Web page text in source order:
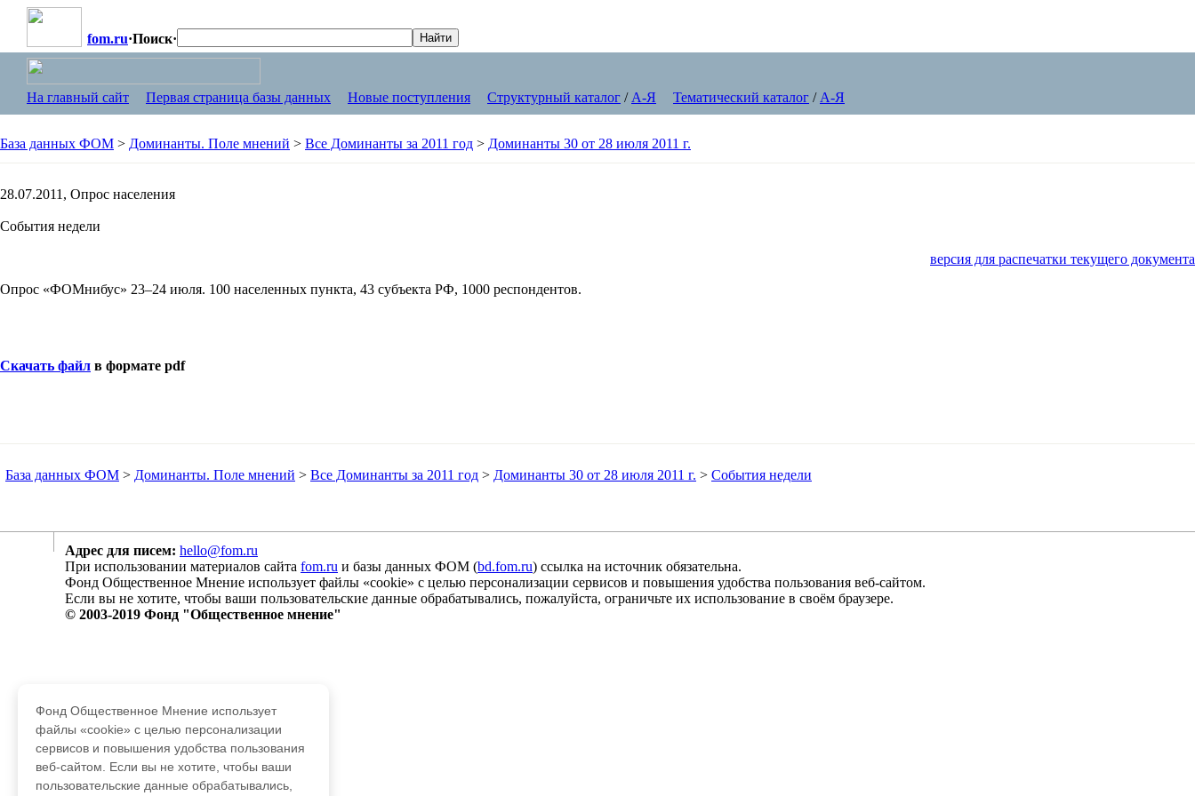
fom.ru·Поиск·
На главный сайт Первая страница базы данных Новые поступления Структурный каталог / А-Я Тематический каталог / А-Я
База данных ФОМ > Доминанты. Поле мнений > Все Доминанты за 2011 год > Доминанты 30 от 28 июля 2011 г.
28.07.2011, Опрос населения
События недели
версия для распечатки текущего документа
Опрос «ФОМнибус» 23–24 июля. 100 населенных пункта, 43 субъекта РФ, 1000 респондентов.
Скачать файл в формате pdf
База данных ФОМ > Доминанты. Поле мнений > Все Доминанты за 2011 год > Доминанты 30 от 28 июля 2011 г. > События недели
Адрес для писем: hello@fom.ru
При использовании материалов сайта fom.ru и базы данных ФОМ (bd.fom.ru) ссылка на источник обязательна.
Фонд Общественное Мнение использует файлы «cookie» с целью персонализации сервисов и повышения удобства пользования веб-сайтом.
Если вы не хотите, чтобы ваши пользовательские данные обрабатывались, пожалуйста, ограничьте их использование в своём браузере.
© 2003-2019 Фонд "Общественное мнение"
Фонд Общественное Мнение использует
файлы «cookie» с целью персонализации
сервисов и повышения удобства пользования
веб-сайтом. Если вы не хотите, чтобы ваши
пользовательские данные обрабатывались,